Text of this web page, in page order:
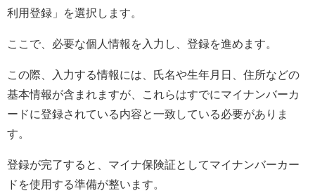
利用登録」を選択します。
ここで、必要な個人情報を入力し、登録を進めます。
この際、入力する情報には、氏名や生年月日、住所などの
基本情報が含まれますが、これらはすでにマイナンバーカ
ードに登録されている内容と一致している必要がありま
す。
登録が完了すると、マイナ保険証としてマイナンバーカー
ドを使用する準備が整います。